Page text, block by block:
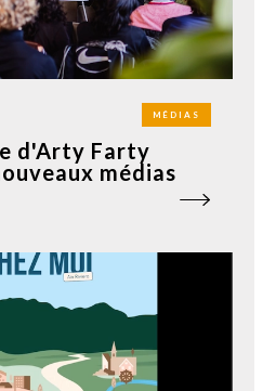
MÉDIAS
d'Arty Farty
médias